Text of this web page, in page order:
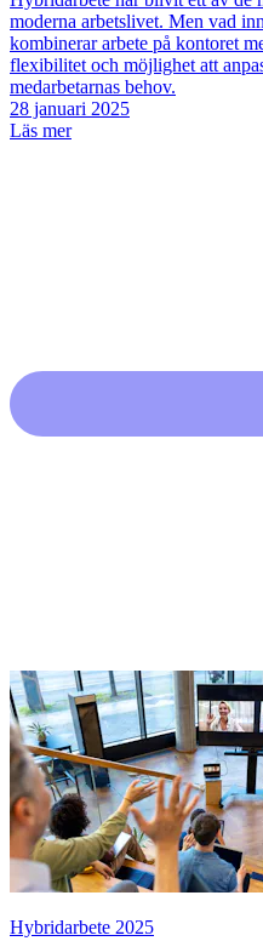
moderna arbetslivet. Men vad
kombinerar arbete på kontoret
flexibilitet och möjlighet att
medarbetarnas behov.
28 januari 2025
Läs mer
Hybridarbete 2025